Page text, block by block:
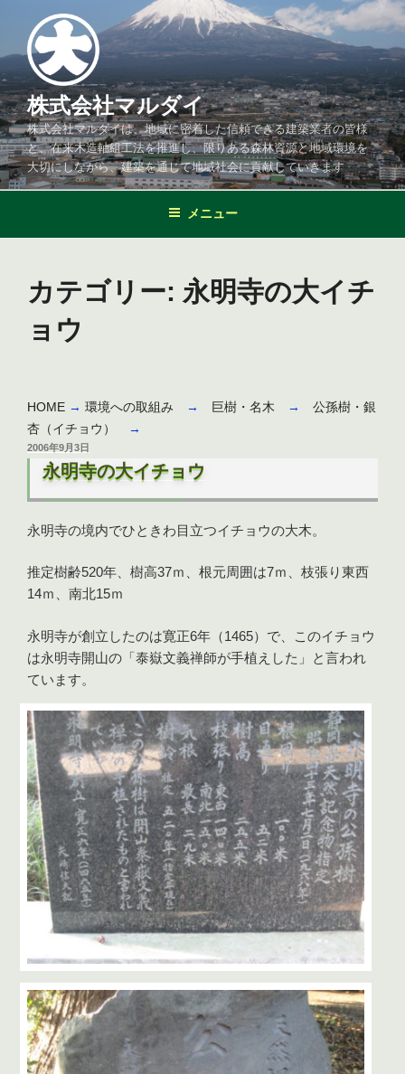
テ
ン
ツ
へ
ス
キ
ッ
株式会社マルダイ
株式会社マルダイは、地域に密着した信頼できる建築業者の皆様
と、在来木造軸組工法を推進し、限りある森林資源と地域環境を
大切にしながら、建築を通じて地域社会に貢献していきます
メニュー
カテゴリー: 永明寺の大イチ
ョウ
HOME → 環境への取組み → 巨樹・名木 → 公孫樹・銀
杏（イチョウ）
→
投
2006年9月3日
永明寺の大イチョウ
永明寺の境内でひときわ目立つイチョウの大木。
推定樹齢520年、樹高37ｍ、根元周囲は7ｍ、枝張り東西
14ｍ、南北15ｍ
永明寺が創立したのは寛正6年（1465）で、このイチョウ
は永明寺開山の「泰嶽文義禅師が手植えした」と言われ
ています。